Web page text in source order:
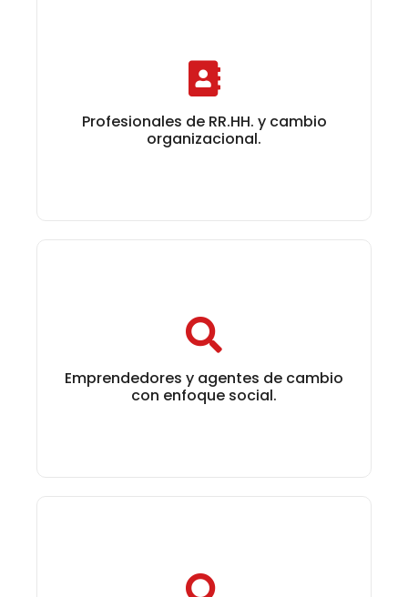
Profesionales de RR.HH. y cambio
organizacional.
Profesionales de RR.HH. y cambio
Emprendedores y agentes de cambio
con enfoque social.
Emprendedores y agentes de cambio